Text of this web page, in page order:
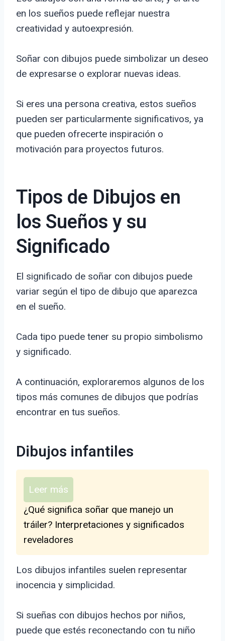
en los sueños puede reflejar nuestra
creatividad y autoexpresión.
Soñar con dibujos puede simbolizar un deseo
de expresarse o explorar nuevas ideas.
Si eres una persona creativa, estos sueños
pueden ser particularmente significativos, ya
que pueden ofrecerte inspiración o
motivación para proyectos futuros.
Tipos de Dibujos en
los Sueños y su
Significado
El significado de soñar con dibujos puede
variar según el tipo de dibujo que aparezca
en el sueño.
Cada tipo puede tener su propio simbolismo
y significado.
A continuación, exploraremos algunos de los
tipos más comunes de dibujos que podrías
encontrar en tus sueños.
Dibujos infantiles
Leer más
¿Qué significa soñar que manejo un
tráiler? Interpretaciones y significados
reveladores
Los dibujos infantiles suelen representar
inocencia y simplicidad.
Si sueñas con dibujos hechos por niños,
puede que estés reconectando con tu niño